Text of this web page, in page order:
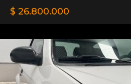
$ 26.800.000